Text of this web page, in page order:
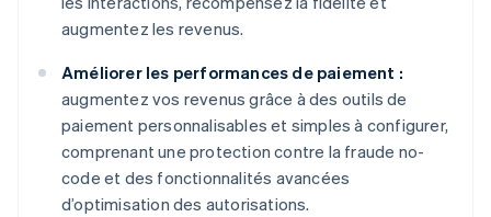
augmentez les revenus.
Améliorer les performances de paiement :
augmentez vos revenus grâce à des outils de
paiement personnalisables et simples à configurer,
comprenant une protection contre la fraude no-
code et des fonctionnalités avancées
d’optimisation des autorisations.